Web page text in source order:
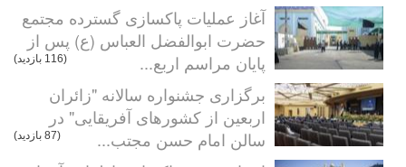
آغاز عملیات پاکسازی گسترده مجتمع
حضرت ابوالفضل العباس (ع) پس از
پایان مراسم اربع...
(116 بازدید)
برگزاری جشنواره سالانه "زائران
اربعین از کشورهای آفریقایی" در
سالن امام حسن مجتب...
(87 بازدید)